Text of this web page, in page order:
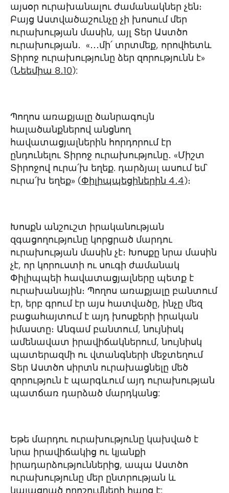
այսօր ուրախանալու ժամանակներ չեն։
Բայց Աստվածաշունչը չի խոսում մեր
ուրախության մասին, այլ Տեր Աստծո
ուրախության․ «․․․մի՛ տրտմեք, որովհետև
Տիրոջ ուրախությունը ձեր զորությունն է»
(Նեեմիա 8․10):
Պողոս առաքյալը ծանրագույն
հալածանքներով անցնող
հավատացյալներին հորդորում էր
ընդունելու Տիրոջ ուրախությունը․ «Միշտ
Տիրոջով ուրա՛խ եղեք. դարձյալ ասում եմ՝
ուրա՛խ եղեք» (‭Փիլիպպեցիներին‬ ‭4․4‬)։
Խոսքն անշուշտ իրականության
զգացողությունը կորցրած մարդու
ուրախության մասին չէ։ Խոսքը նրա մասին
չէ, որ կորուստի ու սուգի ժամանակ
Փիլիպպեի հավատացյալները պետք է
ուրախանային։ Պողոս առաքյալը բանտում
էր, երբ գրում էր այս հատվածը, ինչը մեզ
բացահայտում է այդ խոսքերի իրական
իմաստը։ Անգամ բանտում, նույնիսկ
ամենավատ իրավիճակներում, նույնիսկ
պատերազմի ու վտանգների մեջտեղում
Տեր Աստծո սիրտն ուրախացնելը մեծ
զորություն է պարգևում այդ ուրախության
պատճառ դարձած մարդկանց:
Եթե մարդու ուրախությունը կախված է
նրա իրավիճակից ու կյանքի
իրադարձություններից, ապա Աստծո
ուրախությունը մեր ընտրության և
կայացրած որոշումների հարց է: